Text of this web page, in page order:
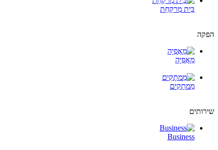
בֵּית מִרקַחַת
הפקה
מַאֲפִיָה
מַמתָקִים
שירותים
Business